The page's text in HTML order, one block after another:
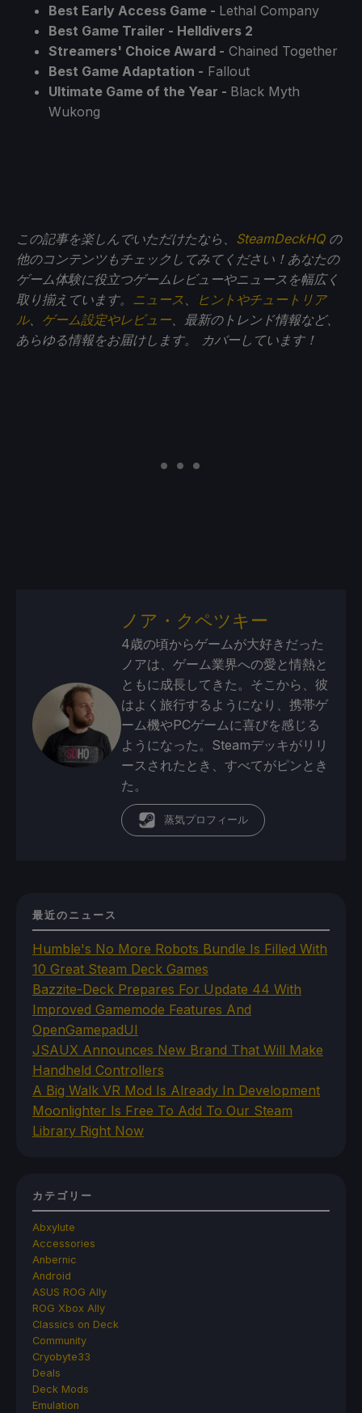
Best Early Access Game - Lethal Company
Best Game Trailer - Helldivers 2
Streamers' Choice Award - Chained Together
Best Game Adaptation - Fallout
Ultimate Game of the Year - Black Myth
Wukong
この記事を楽しんでいただけたなら、 SteamDeckHQの
他のコンテンツもチェックしてみてください！あなたの
ゲーム体験に役立つゲームレビューやニュースを幅広く
取り揃えています。 ニュース 、
ヒントやチュートリア
ル、 ゲーム設定やレビュー、最新のトレンド情報など、
あらゆる情報をお届けします。
カバーしています！
ノア・クペツキー
4歳の頃からゲームが大好きだった
ノアは、ゲーム業界への愛と情熱と
ともに成長してきた。そこから、彼
はよく旅行するようになり、携帯ゲ
ーム機やPCゲームに喜びを感じる
ようになった。Steamデッキがリリ
ースされたとき、すべてがピンとき
た。
蒸気プロフィール
最近のニュース
Humble's No More Robots Bundle Is Filled With
10 Great Steam Deck Games
Bazzite-Deck Prepares For Update 44 With
Improved Gamemode Features And
OpenGamepadUI
JSAUX Announces New Brand That Will Make
Handheld Controllers
A Big Walk VR Mod Is Already In Development
Moonlighter Is Free To Add To Our Steam
Library Right Now
カテゴリー
Abxylute
Accessories
Anbernic
Android
ASUS ROG Ally
ROG Xbox Ally
Classics on Deck
Community
Cryobyte33
Deals
Deck Mods
Emulation